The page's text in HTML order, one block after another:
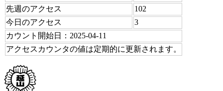
先週のアクセス
102
今日のアクセス
3
カウント開始日：2025-04-11
アクセスカウンタの値は定期的に更新されます。